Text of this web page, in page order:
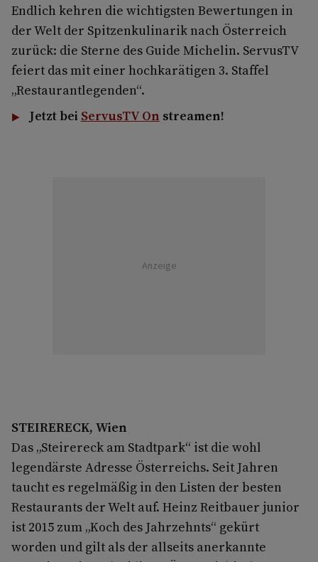
Endlich kehren die wichtigsten Bewertungen in
der Welt der Spitzenkulinarik nach Österreich
zurück: die Sterne des Guide Michelin. ServusTV
feiert das mit einer hochkarätigen 3. Staffel
„Restaurantlegenden“.
Jetzt bei ServusTV On streamen!
Anzeige
STEIRERECK, Wien
Das „Steirereck am Stadtpark“ ist die wohl
legendärste Adresse Österreichs. Seit Jahren
taucht es regelmäßig in den Listen der besten
Restaurants der Welt auf. Heinz Reitbauer junior
ist 2015 zum „Koch des Jahrzehnts“ gekürt
worden und gilt als der allseits anerkannte